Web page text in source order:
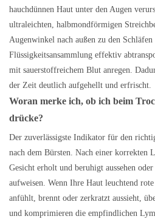
hauchdünnen Haut unter den Augen
ultraleichten, halbmondförmigen
Augenwinkel nach außen zu den Schläfen
Flüssigkeitsansammlung effektiv
mit sauerstoffreichem Blut anregen.
der Zeit deutlich aufgehellt und erfrischt.
Woran merke ich, ob ich beim
drücke?
Der zuverlässigste Indikator für den
nach dem Bürsten. Nach einer korrekten
Gesicht erholt und beruhigt aussehen
aufweisen. Wenn Ihre Haut leuchtend
anfühlt, brennt oder zerkratzt aussieht,
und komprimieren die empfindlichen